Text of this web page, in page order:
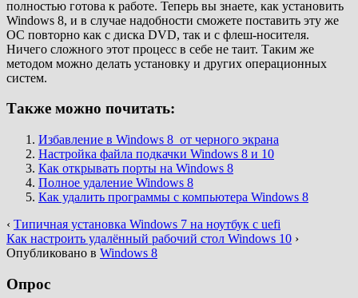
полностью готова к работе. Теперь вы знаете, как установить
Windows 8, и в случае надобности сможете поставить эту же
ОС повторно как с диска DVD, так и с флеш-носителя.
Ничего сложного этот процесс в себе не таит. Таким же
методом можно делать установку и других операционных
систем.
Также можно почитать:
Избавление в Windows 8 от черного экрана
Настройка файла подкачки Windows 8 и 10
Как открывать порты на Windows 8
Полное удаление Windows 8
Как удалить программы с компьютера Windows 8
‹ Типичная установка Windows 7 на ноутбук с uefi
Как настроить удалённый рабочий стол Windows 10 ›
Опубликовано в Windows 8
Опрос